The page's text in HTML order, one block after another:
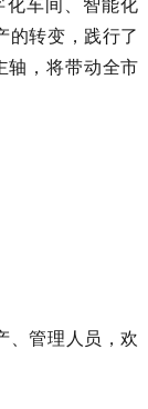
化车间、智能化
的转变，践行了
轴，将带动全市
、管理人员，欢